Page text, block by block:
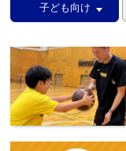
子ども向け